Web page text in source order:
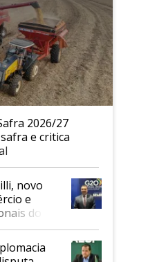
2026/27
e critica
novo
e
do